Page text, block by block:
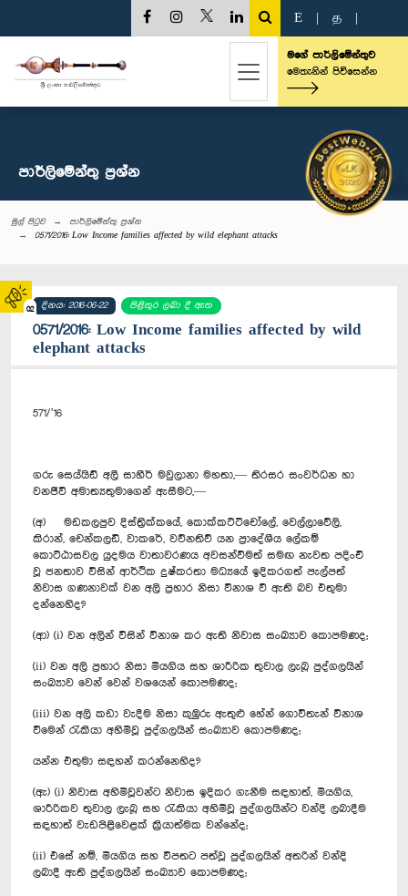
02
E த
මගේ පාර්ලිමේන්තුව
මෙතැනින් පිවිසෙන්න
පාර්ලි‌මේන්තු‌ ප්‍රශ්න
මුල් පිටුව
පාර්ලි‌මේන්තු‌ ප්‍රශ්න
0571/2016: Low Income families affected by wild elephant attacks
දිනය: 2016-06-22 පිළිතුර ලබා දී ඇත
0571/2016: Low Income families affected by wild
elephant attacks
571/’16
ගරු සෙය්යිඩ් අලී සාහීර් මවුලානා මහතා,— තිරසර සංවර්ධන හා
වනජීවි අමාත්‍යතුමාගෙන් ඇසීමට,—
(අ) මඩකලපුව දිස්ත්‍රික්කයේ, කොක්කට්ටිචෝලේ, වෙල්ලාවේලි,
කිරාන්, චෙන්කලඩි, වාකරේ, වව්නතිව් යන ප්‍රාදේශීය ලේකම්
‍කොට්ඨාසවල යුදමය වාතාවරණය අවසන්වීමත් සමඟ නැවත පදිංචි
වූ ජනතාව විසින් ආර්ථික දුෂ්කරතා මධ්‍යයේ ඉදිකරගත් පැල්පත්
නිවාස ගණනාවක් වන අලි ප්‍රහාර නිසා විනාශ වී ඇති බව එතුමා
දන්නෙහිද?
(ආ) (i) වන අලින් විසින් විනාශ කර ඇති නිවාස සංඛ්‍යාව කොපමණද;
(ii) වන අලි ප්‍රහාර නිසා මියගිය සහ ශාරීරික තුවාල ලැබූ පුද්ගලයින්
සංඛ්‍යාව වෙන් වෙන් වශයෙන් කොපමණද;
(iii) වන අලි කඩා වැදීම නිසා කුඹුරු ඇතුළු හේන් ගොවිතැන් විනාශ
වී‍මෙන් රැකියා අහිමිවූ පුද්ගලයින් සංඛ්‍යාව කොපමණද;
යන්න එතුමා සඳහන් කරන්නෙහිද?
(ඇ) (i) නිවාස අහිමිවූවන්ට නිවාස ඉදිකර ගැනීම සඳහාත්, මියගිය,
ශාරීරිකව තුවාල ලැබූ සහ රැකියා අහිමිවූ පුද්ගලයින්ට වන්දි ලබාදීම
සඳහාත් වැඩපිළිවෙළක් ක්‍රියාත්මක වන්නේද;
(ii) එසේ නම්, මියගිය සහ විපතට පත්වූ පුද්ගලයින් අතරින් වන්දි
ලබාදී ඇති පුද්ගලයින් සංඛ්‍යාව කොපමණද;